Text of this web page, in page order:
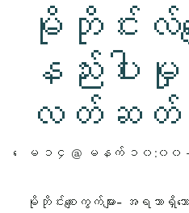
မိုဘိုင်းလ်
နည်းပါ
လတ်ဆ
ေမ ၁၄ @ မနက် ၁၀:၀၀
မိုဘိုင်းစျေးကွက်များ- အရသာရှိ